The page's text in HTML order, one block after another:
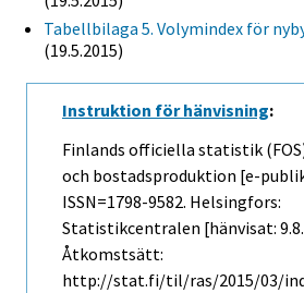
Tabellbilaga 5. Volymindex för
(19.5.2015)
Instruktion för hänvisning:
Finlands officiella statistik
och bostadsproduktion [e-
ISSN=1798-9582. Helsingfors:
Statistikcentralen [hänvisat:
Åtkomstsätt:
http://stat.fi/til/ras/2015/03/